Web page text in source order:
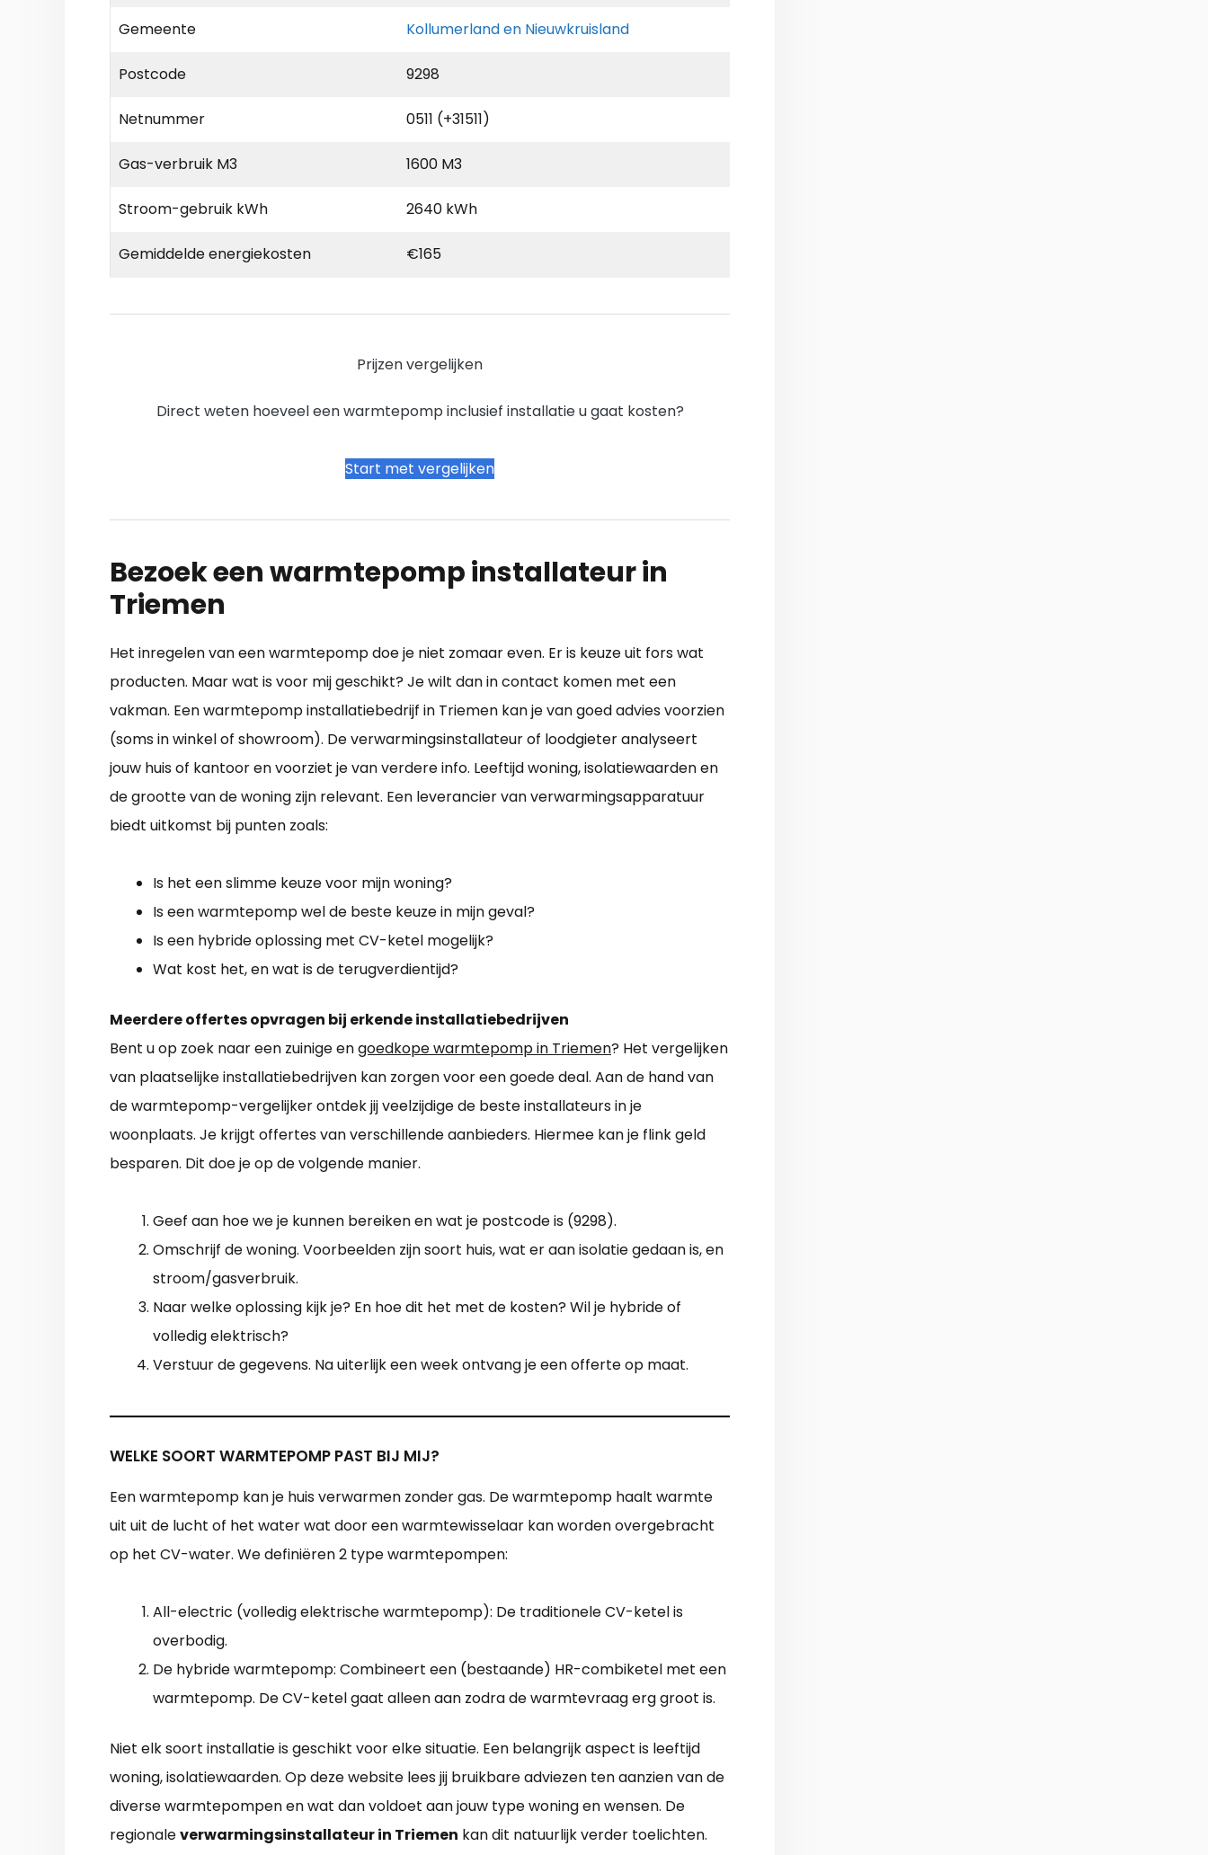
Gemeente Kollumerland en Nieuwkruisland
Postcode 9298
Netnummer 0511 (+31511)
Gas-verbruik M3 1600 M3
Stroom-gebruik kWh 2640 kWh
Gemiddelde energiekosten €165
Prijzen vergelijken
Direct weten hoeveel een warmtepomp inclusief installatie u gaat kosten?
Start met vergelijken
Bezoek een warmtepomp installateur in
Triemen
Het inregelen van een warmtepomp doe je niet zomaar even. Er is keuze uit fors wat
producten. Maar wat is voor mij geschikt? Je wilt dan in contact komen met een
vakman. Een warmtepomp installatiebedrijf in Triemen kan je van goed advies voorzien
(soms in winkel of showroom). De verwarmingsinstallateur of loodgieter analyseert
jouw huis of kantoor en voorziet je van verdere info. Leeftijd woning, isolatiewaarden en
de grootte van de woning zijn relevant. Een leverancier van verwarmingsapparatuur
biedt uitkomst bij punten zoals:
Is het een slimme keuze voor mijn woning?
Is een warmtepomp wel de beste keuze in mijn geval?
Is een hybride oplossing met CV-ketel mogelijk?
Wat kost het, en wat is de terugverdientijd?
Meerdere offertes opvragen bij erkende installatiebedrijven
Bent u op zoek naar een zuinige engoedkope warmtepomp in Triemen? Het vergelijken
van plaatselijke installatiebedrijven kan zorgen voor een goede deal. Aan de hand van
de warmtepomp-vergelijker ontdek jij veelzijdige de beste installateurs in je
woonplaats. Je krijgt offertes van verschillende aanbieders. Hiermee kan je flink geld
besparen. Dit doe je op de volgende manier.
Geef aan hoe we je kunnen bereiken en wat je postcode is (9298).
Omschrijf de woning. Voorbeelden zijn soort huis, wat er aan isolatie gedaan is, en
stroom/gasverbruik.
Naar welke oplossing kijk je? En hoe dit het met de kosten? Wil je hybride of
volledig elektrisch?
Verstuur de gegevens. Na uiterlijk een week ontvang je een offerte op maat.
WELKE SOORT WARMTEPOMP PAST BIJ MIJ?
Een warmtepomp kan je huis verwarmen zonder gas. De warmtepomp haalt warmte
uit uit de lucht of het water wat door een warmtewisselaar kan worden overgebracht
op het CV-water. We definiëren 2 type warmtepompen:
All-electric (volledig elektrische warmtepomp): De traditionele CV-ketel is
overbodig.
De hybride warmtepomp: Combineert een (bestaande) HR-combiketel met een
warmtepomp. De CV-ketel gaat alleen aan zodra de warmtevraag erg groot is.
Niet elk soort installatie is geschikt voor elke situatie. Een belangrijk aspect is leeftijd
woning, isolatiewaarden. Op deze website lees jij bruikbare adviezen ten aanzien van de
diverse warmtepompen en wat dan voldoet aan jouw type woning en wensen. De
regionaleverwarmingsinstallateur in Triemen kan dit natuurlijk verder toelichten.